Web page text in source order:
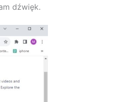
dźwięk.